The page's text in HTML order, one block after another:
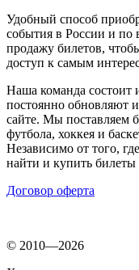
Удобный способ
события в России и по
продажу билетов,
доступ к самым
Наша команда состоит
постоянно обновляют
сайте. Мы поставляем
футбола, хоккея и
Независимо от того,
найти и купить
Договор оферта
© 2010—2026